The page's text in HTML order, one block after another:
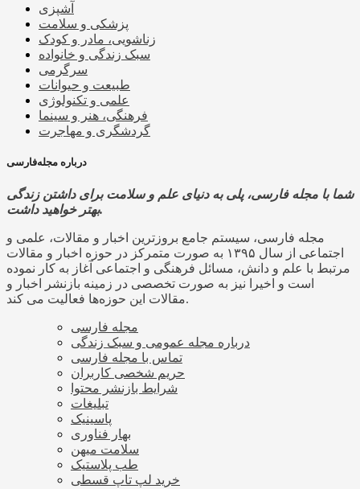
آشپزی
پزشکی و سلامت
زناشویی، مادر و کودک
سبک زندگی و خانواده
سرگرمی
طبیعت و حیوانات
علمی و تکنولوژی
فرهنگی، هنر و سینما
گردشگری و مهاجرت
درباره مجله‌فارسی
شما با مجله فارسی، پلی به دنیای علم و سلامت برای داشتن زندگی
بهتر خواهید داشت.
مجله فارسی، سیستم جامع بروزترین اخبار و مقالات، علمی و
اجتماعی از سال ۱۳۹۵ به صورت متمرکز در حوزه اخبار و مقالات
مرتبط با علم و دانش، مسائل فرهنگی و اجتماعی آغاز به کار نموده
است و اخیرا نیز به صورت تخصصی در زمینه بازنشر اخبار و
مقالات این حوزه‌ها فعالیت می کند.
مجله فارسی
درباره مجله عمومی و سبک زندگی
تماس با مجله فارسی
حریم شخصی کاربران
شرایط بازنشر محتوا
تبلیغات
پاسینیک
بهار فناوری
سلامت میهن
طب پلاستیک
خرید لپ تاپ قسطی